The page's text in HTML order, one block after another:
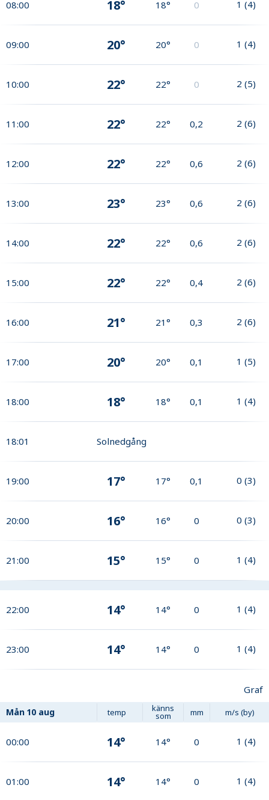
08:00 18° 18° 0 1 (4)
09:00 20° 20° 0 1 (4)
10:00 22° 22° 0 2 (5)
11:00 22° 22° 0,2 2 (6)
12:00 22° 22° 0,6 2 (6)
13:00 23° 23° 0,6 2 (6)
14:00 22° 22° 0,6 2 (6)
15:00 22° 22° 0,4 2 (6)
16:00 21° 21° 0,3 2 (6)
17:00 20° 20° 0,1 1 (5)
18:00 18° 18° 0,1 1 (4)
18:01 Solnedgång
19:00 17° 17° 0,1 0 (3)
20:00 16° 16° 0 0 (3)
21:00 15° 15° 0 1 (4)
22:00 14° 14° 0 1 (4)
23:00 14° 14° 0 1 (4)
Graf
Mån 10 aug temp känns
som mm m/s (by)
00:00 14° 14° 0 1 (4)
01:00 14° 14° 0 1 (4)